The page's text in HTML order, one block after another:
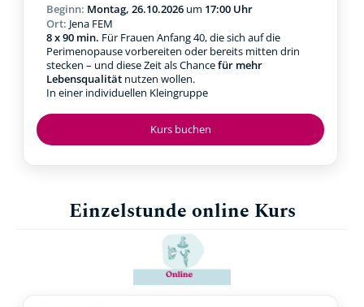
Kurs buchen
Beginn: Montag, 26.10.2026 um 17:00 Uhr
Ort: Jena FEM
8 x 90 min. Für Frauen Anfang 40, die sich auf die
Perimenopause vorbereiten oder bereits mitten drin
stecken – und diese Zeit als Chancefür mehr
Lebensqualität nutzen wollen.
In einer individuellen Kleingruppe
Einzelstunde online Kurs